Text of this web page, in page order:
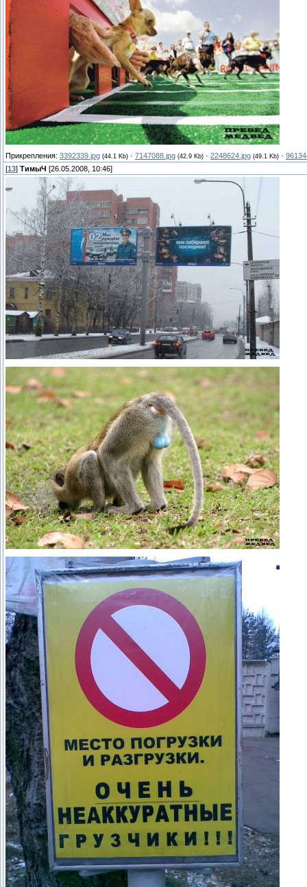
Прикрепления: 3392339.jpg (44.1 Kb) · 7147088.jpg (42.9 Kb) · 2248624.jpg (49.1 Kb) ·
[13] ТимыЧ [26.05.2008, 10:46]